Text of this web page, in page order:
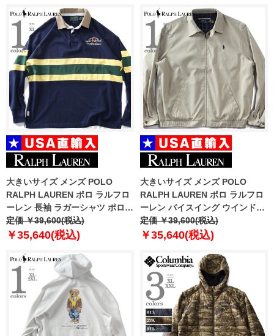
大きいサイズ メンズ POLO
RALPH LAUREN ポロ ラルフロ
ーレン 長袖 ラガーシャツ ポロシ
ャツ USA直輸入 710p04969-001
定価 ￥39,600(税込)
￥35,640(税込)
大きいサイズ メンズ POLO
RALPH LAUREN ポロ ラルフロ
ーレン バイスイング ウインドブ
レーカー ジャケット USA直輸入
710548506-002
定価 ￥39,600(税込)
￥35,640(税込)